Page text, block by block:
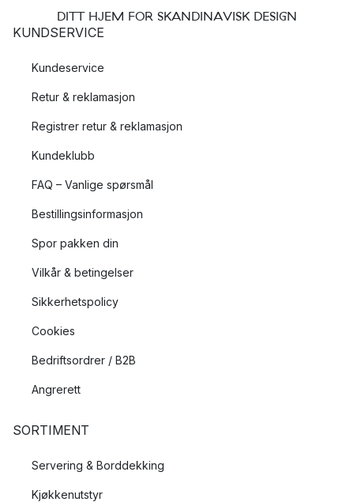
DITT HJEM FOR SKANDINAVISK DESIGN
KUNDSERVICE
Kundeservice
Retur & reklamasjon
Registrer retur & reklamasjon
Kundeklubb
FAQ – Vanlige spørsmål
Bestillingsinformasjon
Spor pakken din
Vilkår & betingelser
Sikkerhetspolicy
Cookies
Bedriftsordrer / B2B
Angrerett
SORTIMENT
Servering & Borddekking
Kjøkkenutstyr